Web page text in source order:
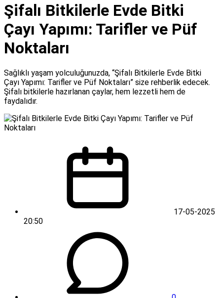
Şifalı Bitkilerle Evde Bitki
Çayı Yapımı: Tarifler ve Püf
Noktaları
Sağlıklı yaşam yolculuğunuzda, “Şifalı Bitkilerle Evde Bitki
Çayı Yapımı: Tarifler ve Püf Noktaları” size rehberlik edecek.
Şifalı bitkilerle hazırlanan çaylar, hem lezzetli hem de
faydalıdır.
17-05-2025
20:50